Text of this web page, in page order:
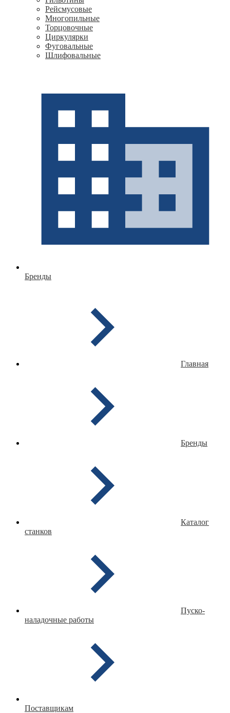
Рейсмусовые
Многопильные
Торцовочные
Циркулярки
Фуговальные
Шлифовальные
Бренды
Главная
Бренды
Каталог
станков
Пуско-
наладочные работы
Поставщикам